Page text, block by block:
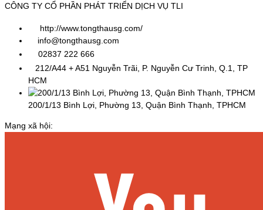
CÔNG TY CỔ PHẦN PHÁT TRIỂN DỊCH VỤ TLI
http://www.tongthausg.com/
info@tongthausg.com
02837 222 666
212/A44 + A51 Nguyễn Trãi, P. Nguyễn Cư Trinh, Q.1, TP
HCM
200/1/13 Bình Lợi, Phường 13, Quận Bình Thạnh, TPHCM
Mạng xã hội: